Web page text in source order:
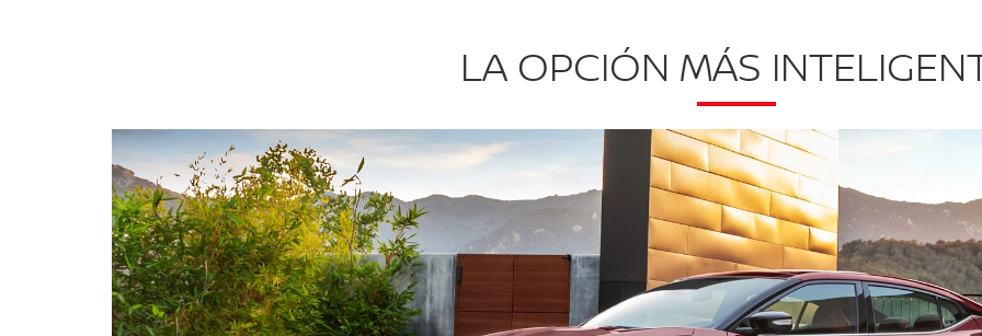
LA OPCIÓN MÁS